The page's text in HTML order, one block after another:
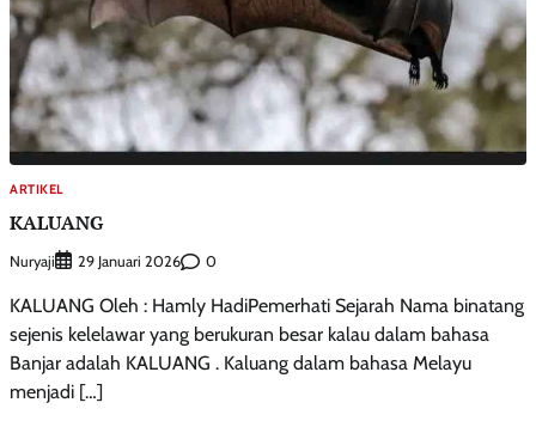
ARTIKEL
KALUANG
Nuryaji 29 Januari 2026 0
KALUANG Oleh : Hamly HadiPemerhati Sejarah Nama binatang
sejenis kelelawar yang berukuran besar kalau dalam bahasa
Banjar adalah KALUANG . Kaluang dalam bahasa Melayu
menjadi […]